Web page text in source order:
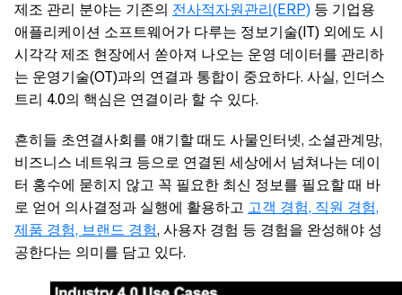
제조 관리 분야는 기존의 전사적자원관리(ERP) 등 기업용
애플리케이션 소프트웨어가 다루는 정보기술(IT) 외에도 시
시각각 제조 현장에서 쏟아져 나오는 운영 데이터를 관리하
는 운영기술(OT)과의 연결과 통합이 중요하다. 사실, 인더스
트리 4.0의 핵심은 연결이라 할 수 있다.
흔히들 초연결사회를 얘기할 때도 사물인터넷, 소셜관계망,
비즈니스 네트워크 등으로 연결된 세상에서 넘쳐나는 데이
터 홍수에 묻히지 않고 꼭 필요한 최신 정보를 필요할 때 바
로 얻어 의사결정과 실행에 활용하고 고객 경험, 직원 경험,
제품 경험, 브랜드 경험, 사용자 경험 등 경험을 완성해야 성
공한다는 의미를 담고 있다.